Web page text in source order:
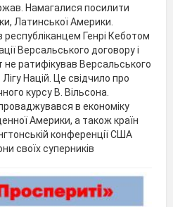
Намагалися посилити
Латинської Америки.
республіканцем Генрі Кеботом
Версальського договору і
не ратифікував Версальського
Націй. Це свідчило про
курсу В. Вільсона.
в економіку
Америки, а також країн
конференції США
своїх суперників